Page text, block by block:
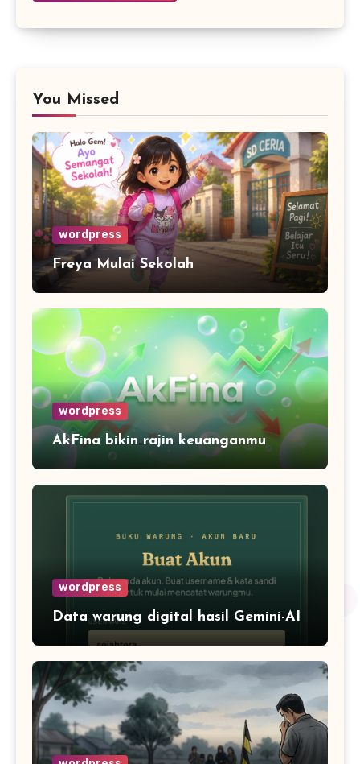
You Missed
wordpress
Freya Mulai Sekolah
wordpress
AkFina bikin rajin keuanganmu
wordpress
Data warung digital hasil Gemini-AI